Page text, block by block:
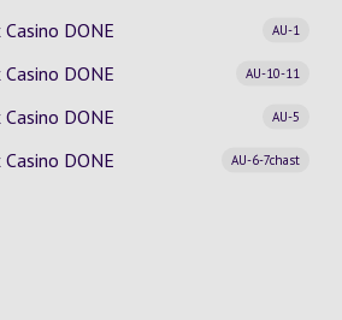
AU-1
DONE
AU-10-11
DONE
AU-5
DONE
AU-6-7chast
DONE